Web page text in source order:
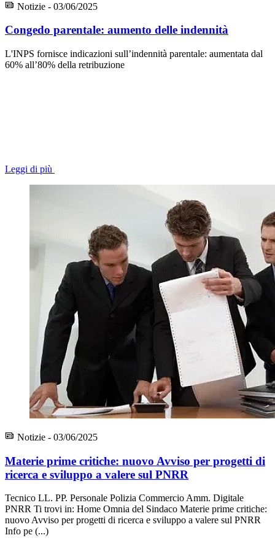
Notizie - 03/06/2025
Congedo parentale: aumento delle indennità
L'INPS fornisce indicazioni sull’indennità parentale: aumentata dal
60% all’80% della retribuzione
Leggi di più
Notizie - 03/06/2025
Materie prime critiche: nuovo Avviso per progetti di
ricerca e sviluppo a valere sul PNRR
Tecnico LL. PP. Personale Polizia Commercio Amm. Digitale
PNRR Ti trovi in: Home Omnia del Sindaco Materie prime critiche:
nuovo Avviso per progetti di ricerca e sviluppo a valere sul PNRR
Info pe (...)